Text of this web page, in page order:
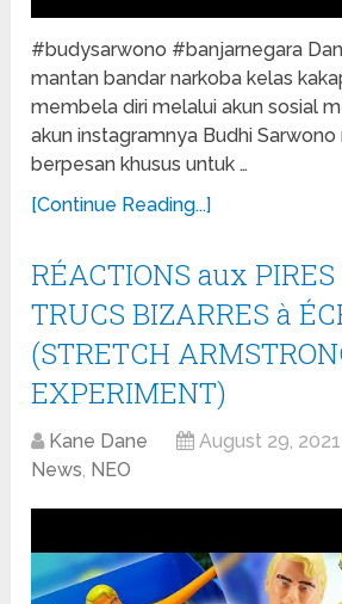
#budysarwono #banjarnegara
mantan bandar narkoba kelas
membela diri melalui akun sosial
akun instagramnya Budhi
berpesan khusus untuk …
[Continue Reading...]
RÉACTIONS aux
TRUCS BIZARRES à
(STRETCH
EXPERIMENT)
Kane Dane August 29, 2021
News, NEO